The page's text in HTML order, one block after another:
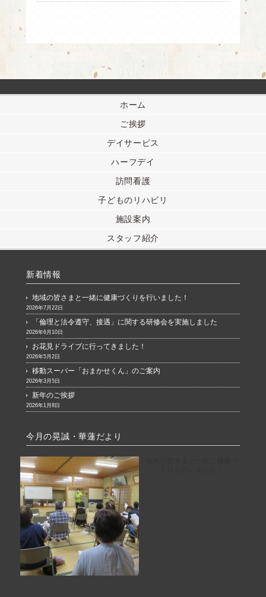
ホーム
ご挨拶
デイサービス
ハーフデイ
訪問看護
子どものリハビリ
施設案内
スタッフ紹介
新着情報
地域の皆さまと一緒に健康づくりを行いました！
2026年7月22日
「倫理と法令遵守、接遇」に関する研修会を実施しました
2026年6月10日
お花見ドライブに行ってきました！
2026年5月2日
移動スーパー「おまかせくん」のご案内
2026年3月5日
新年のご挨拶
2026年1月8日
今月の晃誠・華蓮だより